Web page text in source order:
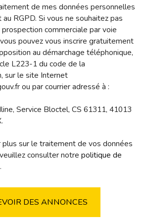
de mes données personnelles
RGPD. Si vous ne souhaitez pas
commerciale par voie
pouvez vous inscrire gratuitement
au démarchage téléphonique,
L223-1 du code de la
sur le site Internet
ou par courrier adressé à :
Service Bloctel, CS 61311, 41013
plus sur le traitement de vos données
consulter notre politique de
.
DES ANNONCES